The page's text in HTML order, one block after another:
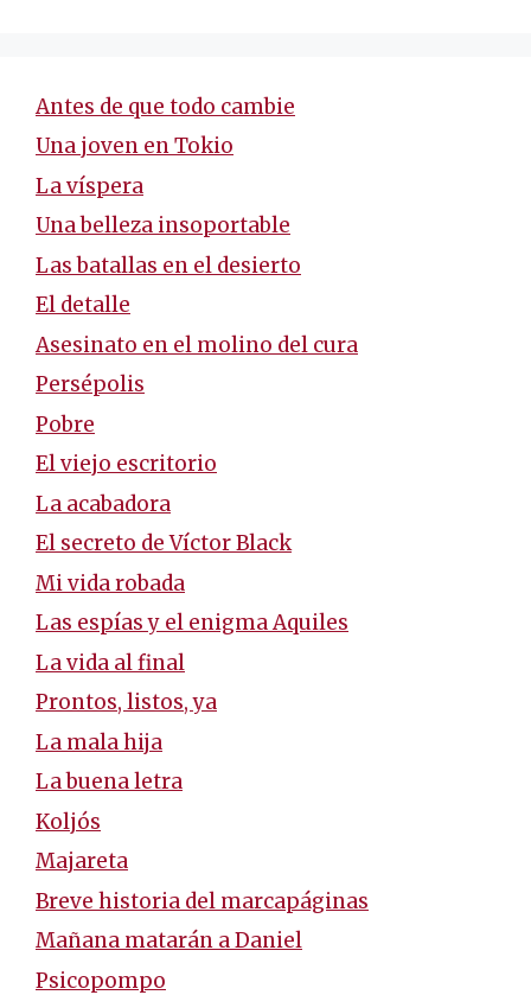
Antes de que todo cambie
Una joven en Tokio
La víspera
Una belleza insoportable
Las batallas en el desierto
El detalle
Asesinato en el molino del cura
Persépolis
Pobre
El viejo escritorio
La acabadora
El secreto de Víctor Black
Mi vida robada
Las espías y el enigma Aquiles
La vida al final
Prontos, listos, ya
La mala hija
La buena letra
Koljós
Majareta
Breve historia del marcapáginas
Mañana matarán a Daniel
Psicopompo